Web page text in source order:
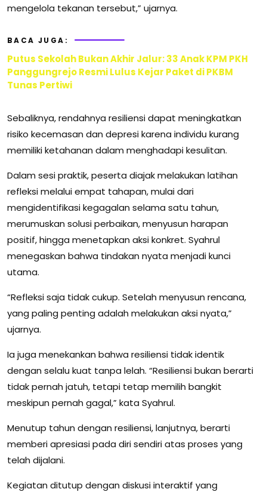
mengelola tekanan tersebut,” ujarnya.
BACA JUGA:
Putus Sekolah Bukan Akhir Jalur: 33 Anak KPM PKH
Panggungrejo Resmi Lulus Kejar Paket di PKBM
Tunas Pertiwi
Sebaliknya, rendahnya resiliensi dapat meningkatkan
risiko kecemasan dan depresi karena individu kurang
memiliki ketahanan dalam menghadapi kesulitan.
Dalam sesi praktik, peserta diajak melakukan latihan
refleksi melalui empat tahapan, mulai dari
mengidentifikasi kegagalan selama satu tahun,
merumuskan solusi perbaikan, menyusun harapan
positif, hingga menetapkan aksi konkret. Syahrul
menegaskan bahwa tindakan nyata menjadi kunci
utama.
“Refleksi saja tidak cukup. Setelah menyusun rencana,
yang paling penting adalah melakukan aksi nyata,”
ujarnya.
Ia juga menekankan bahwa resiliensi tidak identik
dengan selalu kuat tanpa lelah. “Resiliensi bukan berarti
tidak pernah jatuh, tetapi tetap memilih bangkit
meskipun pernah gagal,” kata Syahrul.
Menutup tahun dengan resiliensi, lanjutnya, berarti
memberi apresiasi pada diri sendiri atas proses yang
telah dijalani.
Kegiatan ditutup dengan diskusi interaktif yang